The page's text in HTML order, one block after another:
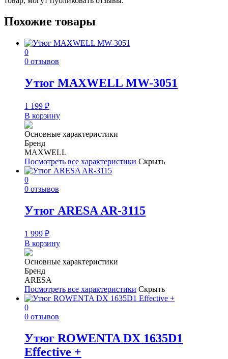
Похожие товары
0
0 отзывов
Утюг MAXWELL MW-3051
1 199 ₽
В корзину
Основные характеристики
Бренд
MAXWELL
Посмотреть все характеристики Скрыть
0
0 отзывов
Утюг ARESA AR-3115
1 999 ₽
В корзину
Основные характеристики
Бренд
ARESA
Посмотреть все характеристики Скрыть
0
0 отзывов
Утюг ROWENTA DX 1635D1
Effective +